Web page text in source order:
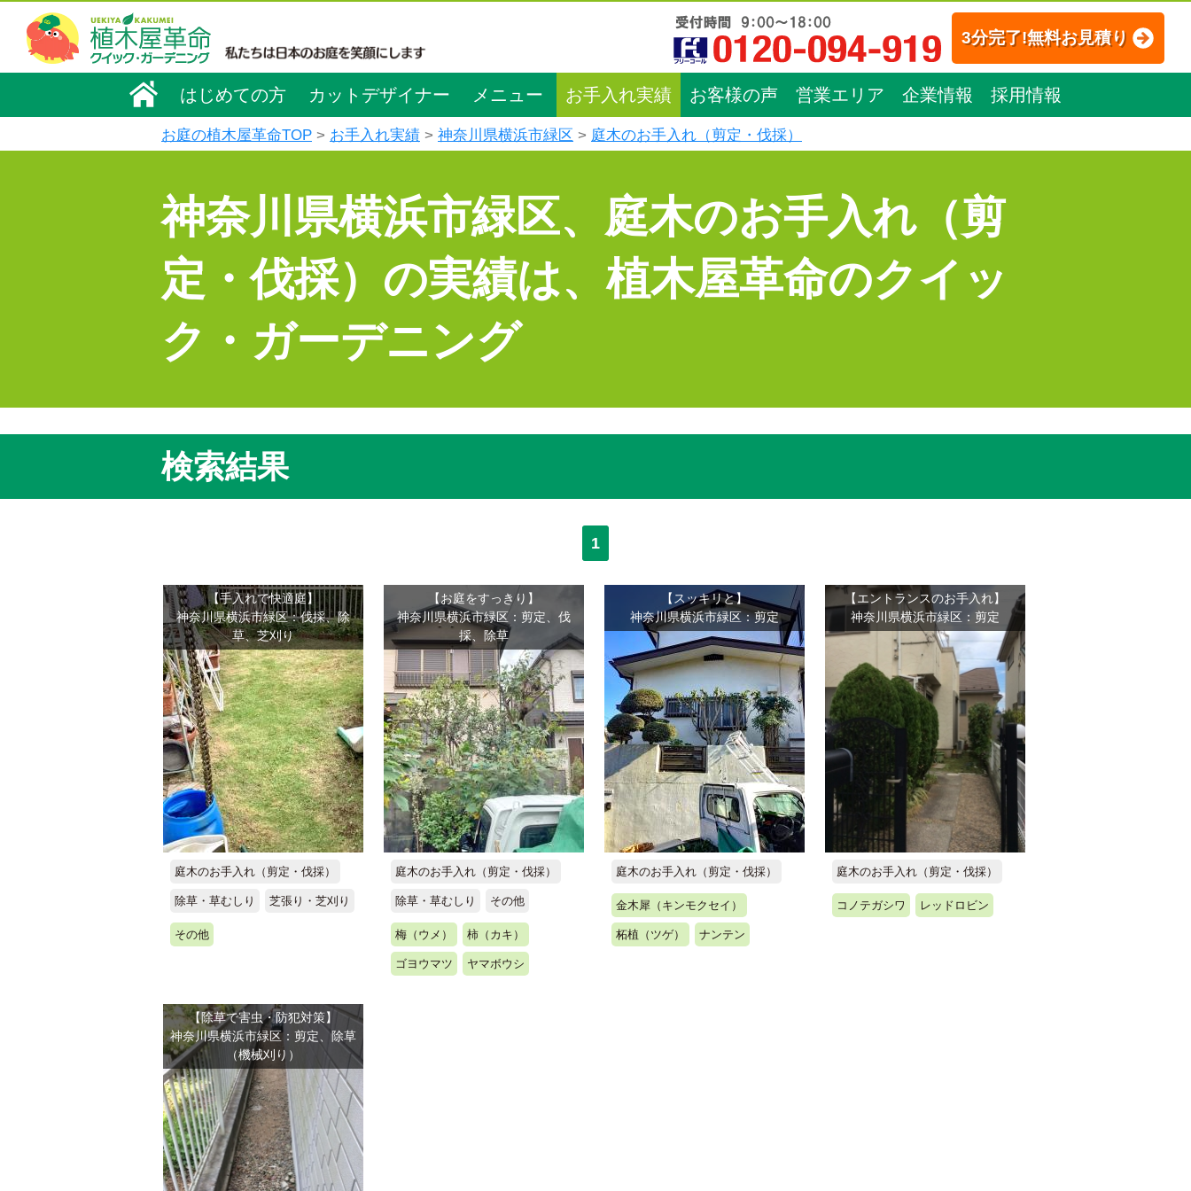
3分完了!無料お見積り
はじめての方 カットデザイナー メニュー お手入れ実績 お客様の声 営業エリア 企業情報 採用情報
お庭の植木屋革命TOP お手入れ実績 神奈川県横浜市緑区 庭木のお手入れ（剪定・伐採）
神奈川県横浜市緑区、庭木のお手入れ（剪
定・伐採）の実績は、植木屋革命のクイッ
ク・ガーデニング
検索結果
1
【手入れで快適庭】
神奈川県横浜市緑区：伐採、除
草、芝刈り
庭木のお手入れ（剪定・伐採）
除草・草むしり 芝張り・芝刈り
その他
【お庭をすっきり】
神奈川県横浜市緑区：剪定、伐
採、除草
庭木のお手入れ（剪定・伐採）
除草・草むしり その他
梅（ウメ） 柿（カキ）
ゴヨウマツ ヤマボウシ
【スッキリと】
神奈川県横浜市緑区：剪定
庭木のお手入れ（剪定・伐採）
金木犀（キンモクセイ）
柘植（ツゲ） ナンテン
【エントランスのお手入れ】
神奈川県横浜市緑区：剪定
庭木のお手入れ（剪定・伐採）
コノテガシワ レッドロビン
【除草で害虫・防犯対策】
神奈川県横浜市緑区：剪定、除草
（機械刈り）